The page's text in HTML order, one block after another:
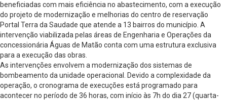
beneficiadas com mais eficiência no abastecimento, com a execução
do projeto de modernização e melhorias do centro de reservação
Portal Terra da Saudade que atende a 13 bairros do município. A
intervenção viabilizada pelas áreas de Engenharia e Operações da
concessionária Águas de Matão conta com uma estrutura exclusiva
para a execução das obras.
As intervenções envolvem a modernização dos sistemas de
bombeamento da unidade operacional. Devido a complexidade da
operação, o cronograma de execuções está programado para
acontecer no período de 36 horas, com início às 7h do dia 27 (quarta-